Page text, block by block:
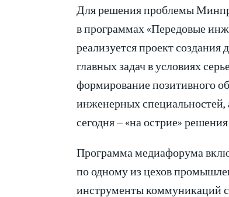
Для решения проблемы
в программах «Передовые
реализуется проект
главных задач в условиях
формирование позитивного
инженерных
сегодня – «на острие»
Программа медиафорума
по одному из цехов
инструменты коммуникаций